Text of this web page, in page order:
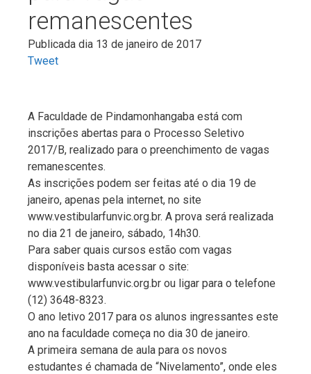
remanescentes
Publicada dia 13 de janeiro de 2017
Tweet
A Faculdade de Pindamonhangaba está com
inscrições abertas para o Processo Seletivo
2017/B, realizado para o preenchimento de vagas
remanescentes.
As inscrições podem ser feitas até o dia 19 de
janeiro, apenas pela internet, no site
www.vestibularfunvic.org.br. A prova será realizada
no dia 21 de janeiro, sábado, 14h30.
Para saber quais cursos estão com vagas
disponíveis basta acessar o site:
www.vestibularfunvic.org.br ou ligar para o telefone
(12) 3648-8323.
O ano letivo 2017 para os alunos ingressantes este
ano na faculdade começa no dia 30 de janeiro.
A primeira semana de aula para os novos
estudantes é chamada de “Nivelamento”, onde eles